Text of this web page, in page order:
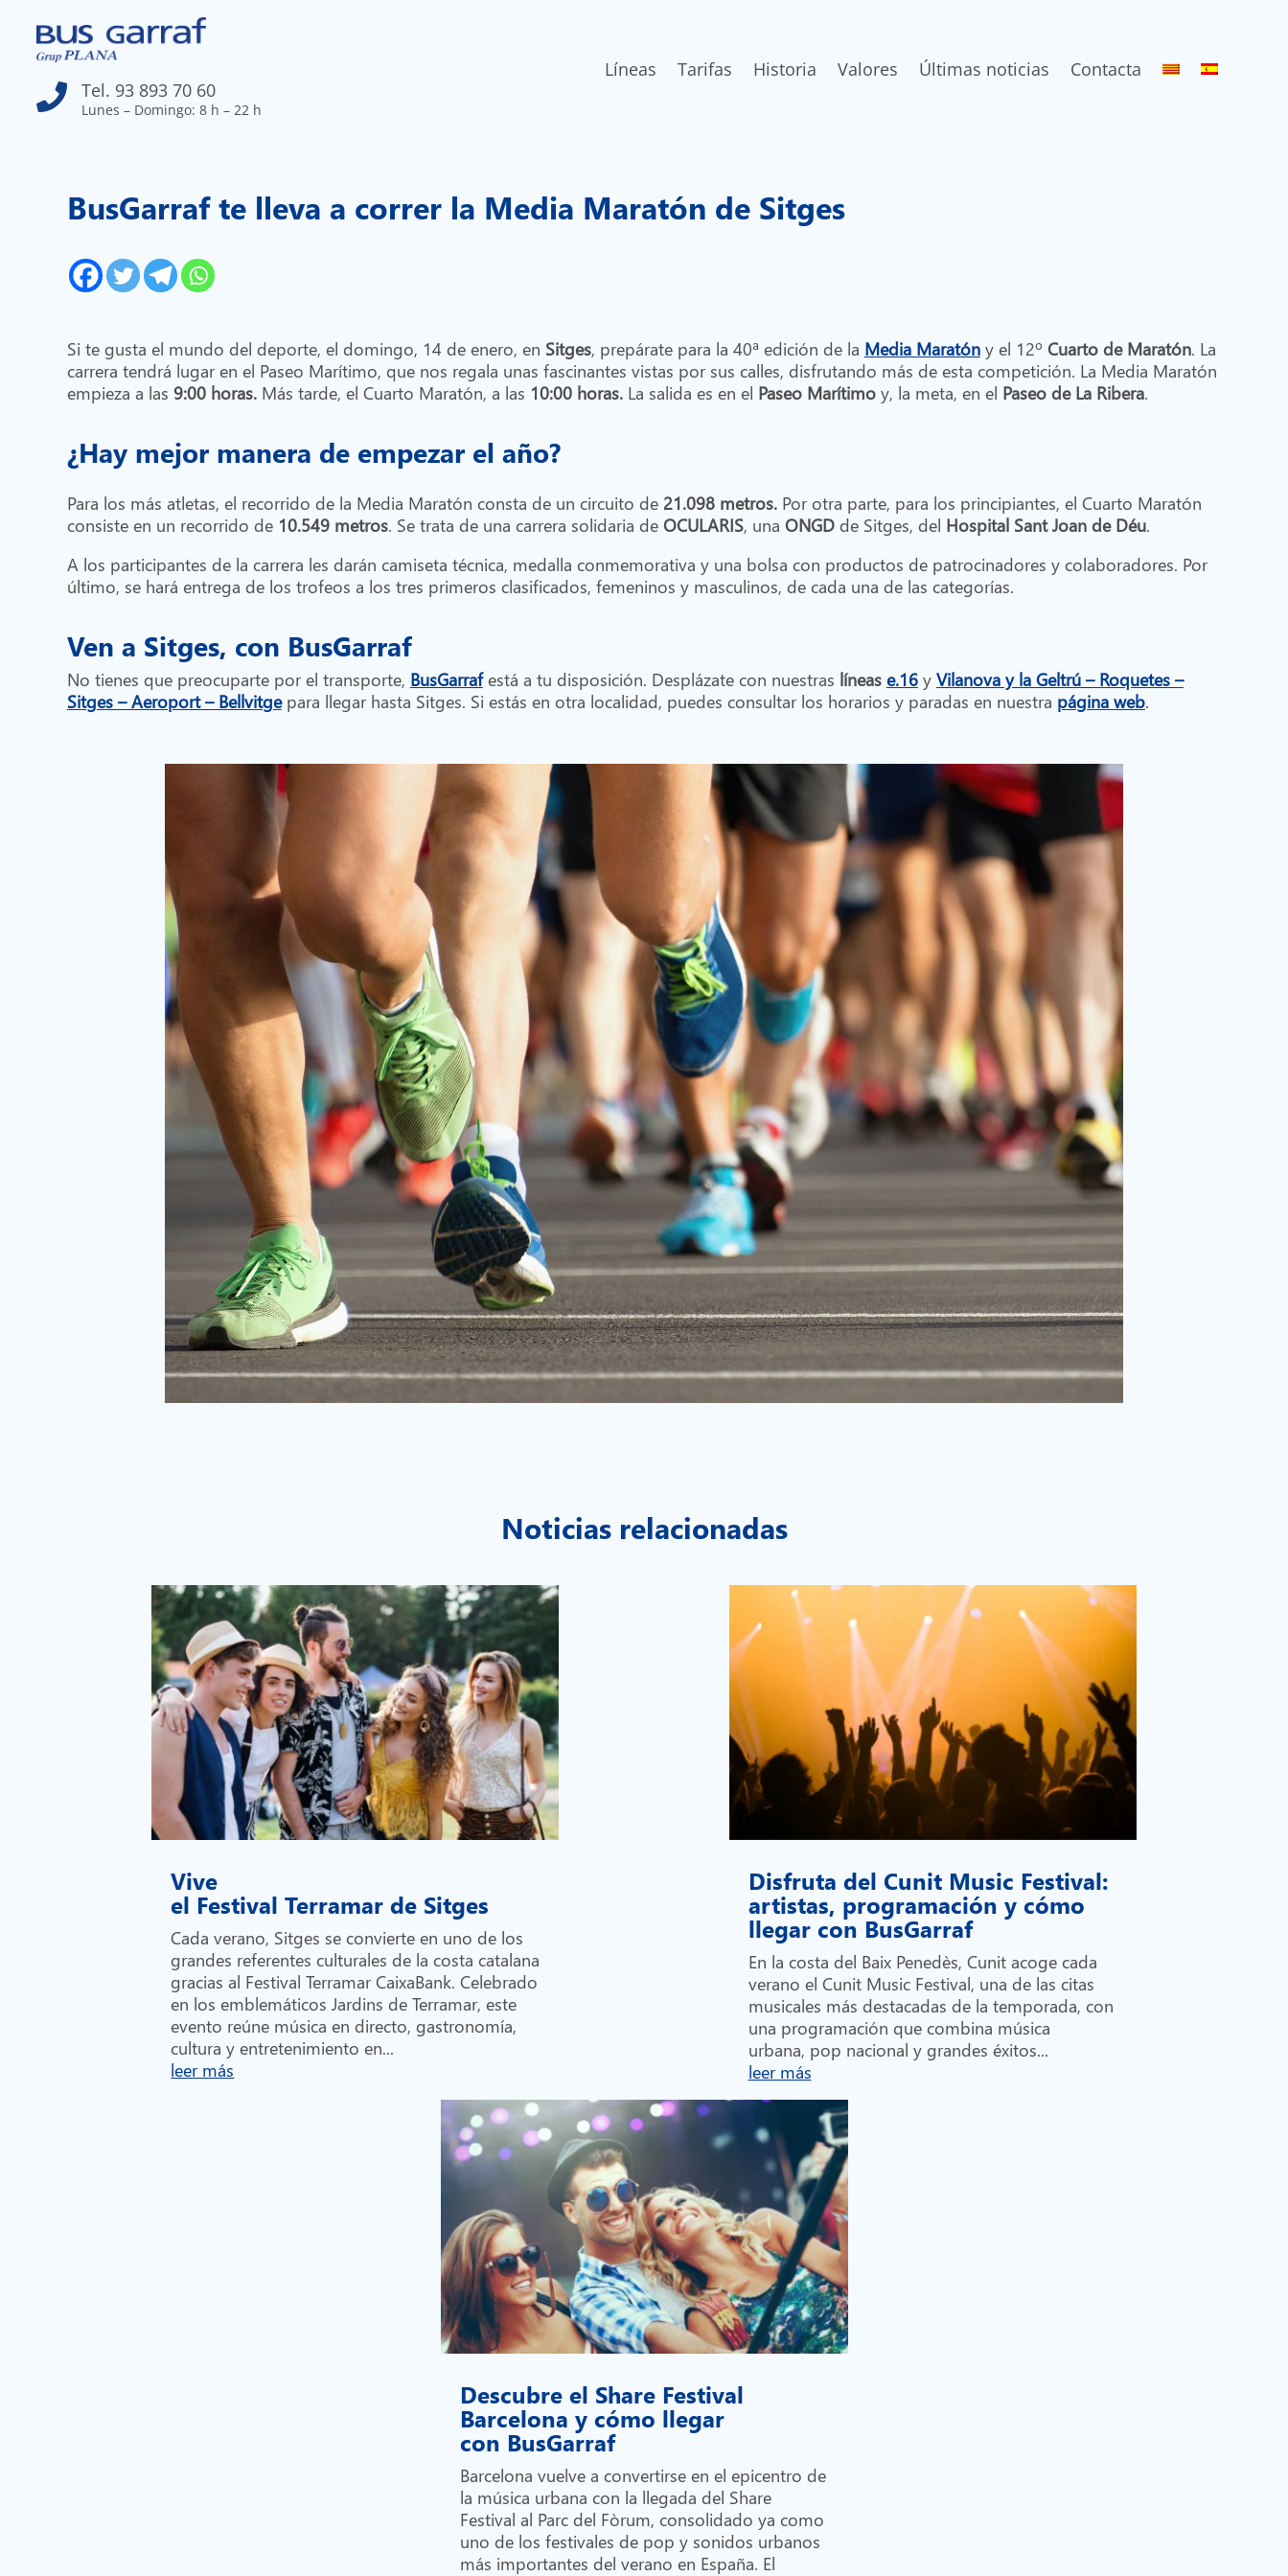
 Tel. 93 893 70 60
Lunes – Domingo: 8 h – 22 h
Líneas Tarifas Historia Valores Últimas noticias Contacta
BusGarraf te lleva a correr la Media Maratón de Sitges
Si te gusta el mundo del deporte, el domingo, 14 de enero, en Sitges, prepárate para la 40ª edición de la Media Maratóny el 12º Cuarto de Maratón. La
carrera tendrá lugar en el Paseo Marítimo, que nos regala unas fascinantes vistas por sus calles, disfrutando más de esta competición. La Media Maratón
empieza a las 9:00 horas. Más tarde, el Cuarto Maratón, a las 10:00 horas. La salida es en el Paseo Marítimoy, la meta, en el Paseo de La Ribera.
¿Hay mejor manera de empezar el año?
Para los más atletas, el recorrido de la Media Maratón consta de un circuito de 21.098 metros.Por otra parte, para los principiantes, el Cuarto Maratón
consiste en un recorrido de 10.549 metros. Se trata de una carrera solidaria de OCULARIS, una ONGDde Sitges, del Hospital Sant Joan de Déu.
A los participantes de la carrera les darán camiseta técnica, medalla conmemorativa y una bolsa con productos de patrocinadores y colaboradores. Por
último, se hará entrega de los trofeos a los tres primeros clasificados, femeninos y masculinos, de cada una de las categorías.
Ven a Sitges, con BusGarraf
No tienes que preocuparte por el transporte, BusGarrafestá a tu disposición. Desplázate con nuestras líneas e.16y Vilanova y la Geltrú – Roquetes –
Sitges – Aeroport – Bellvitgepara llegar hasta Sitges. Si estás en otra localidad, puedes consultar los horarios y paradas en nuestra página web.
Noticias relacionadas
Vive
el Festival Terramar de Sitges
Cada verano, Sitges se convierte en uno de los
grandes referentes culturales de la costa catalana
gracias al Festival Terramar CaixaBank. Celebrado
en los emblemáticos Jardins de Terramar, este
evento reúne música en directo, gastronomía,
cultura y entretenimiento en...
leer más
Disfruta del Cunit Music Festival:
artistas, programación y cómo
llegar con BusGarraf
En la costa del Baix Penedès, Cunit acoge cada
verano el Cunit Music Festival, una de las citas
musicales más destacadas de la temporada, con
una programación que combina música
urbana, pop nacional y grandes éxitos...
leer más
Descubre el Share Festival
Barcelona y cómo llegar
con BusGarraf
Barcelona vuelve a convertirse en el epicentro de
la música urbana con la llegada del Share
Festival al Parc del Fòrum, consolidado ya como
uno de los festivales de pop y sonidos urbanos
más importantes del verano en España. El